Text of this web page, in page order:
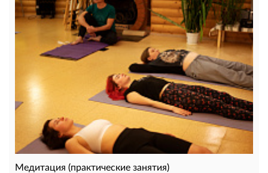
Медитация (практические занятия)